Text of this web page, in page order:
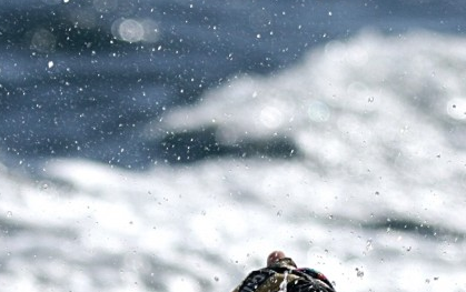
05
Mai
Classe Ultim 32/23,Records,Trophée Jules Verne